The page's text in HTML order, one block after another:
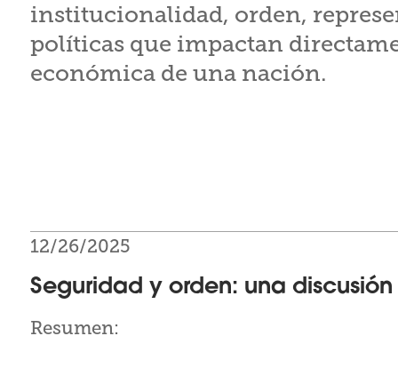
institucionalidad, orden,
políticas que impactan
económica de una nación.
12/26/2025
Seguridad y orden: una
Resumen: